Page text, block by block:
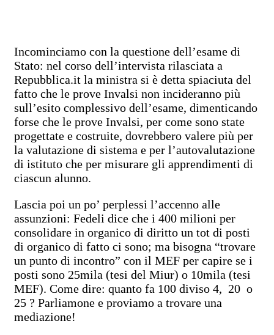
Incominciamo con la questione dell’esame di
Stato: nel corso dell’intervista rilasciata a
Repubblica.it la ministra si è detta spiaciuta del
fatto che le prove Invalsi non incideranno più
sull’esito complessivo dell’esame, dimenticando
forse che le prove Invalsi, per come sono state
progettate e costruite, dovrebbero valere più per
la valutazione di sistema e per l’autovalutazione
di istituto che per misurare gli apprendimenti di
ciascun alunno.
Lascia poi un po’ perplessi l’accenno alle
assunzioni: Fedeli dice che i 400 milioni per
consolidare in organico di diritto un tot di posti
di organico di fatto ci sono; ma bisogna “trovare
un punto di incontro” con il MEF per capire se i
posti sono 25mila (tesi del Miur) o 10mila (tesi
MEF). Come dire: quanto fa 100 diviso 4, 20 o
25 ? Parliamone e proviamo a trovare una
mediazione!